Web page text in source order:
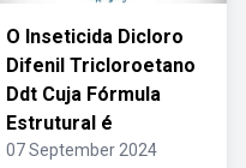
O Inseticida Dicloro
Difenil Tricloroetano
Ddt Cuja Fórmula
Estrutural é
07 September 2024